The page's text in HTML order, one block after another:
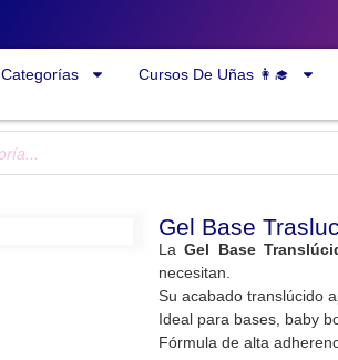
Categorías Cursos De Uñas 👩‍🎓
Gel Base
LaGel Base
necesitan.
Su acabado translúcido
Ideal para bases, baby
Fórmula de alta